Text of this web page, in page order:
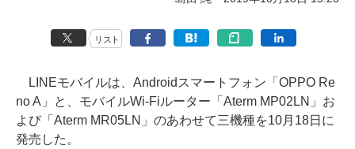
リスト
LINEモバイルは、Androidスマートフォン「OPPO Re
no A」と、モバイルWi-Fiルーター「Aterm MP02LN」お
よび「Aterm MR05LN」のあわせて三機種を10月18日に
発売した。